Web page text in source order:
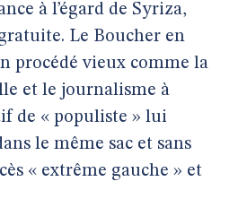
à l’égard de Syriza,
Le Boucher en
procédé vieux comme la
et le journalisme à
de « populiste » lui
le même sac et sans
« extrême gauche » et